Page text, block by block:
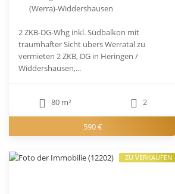
(Werra)-Widdershausen
2 ZKB-DG-Whg inkl. Südbalkon mit
traumhafter Sicht übers Werratal zu
vermieten 2 ZKB, DG in Heringen /
Widdershausen,...
80 m² 2
590 €
ZU VERKAUFEN